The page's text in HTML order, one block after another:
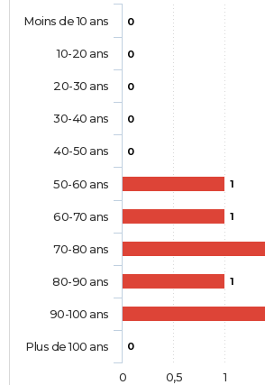
0
0
0
0
0
1
1
1
0
Moins de 10 ans
10-20 ans
20-30 ans
30-40 ans
40-50 ans
50-60 ans
60-70 ans
70-80 ans
80-90 ans
90-100 ans
Plus de 100 ans
0 0,5 1